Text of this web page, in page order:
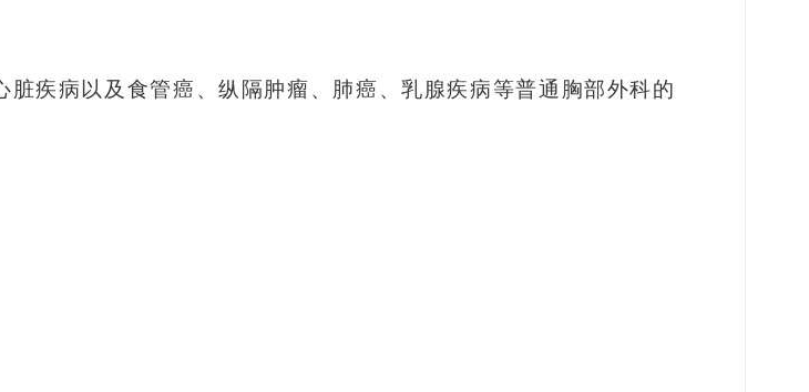
疾病以及食管癌、纵隔肿瘤、肺癌、乳腺疾病等普通胸部外科的